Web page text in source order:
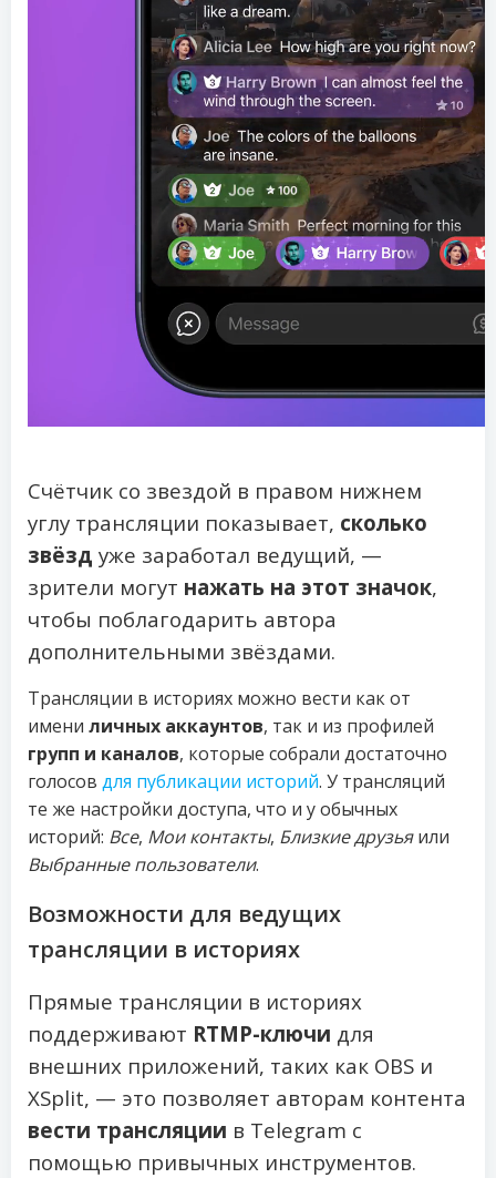
Счётчик со звездой в правом нижнем
углу трансляции показывает, сколько
звёзд уже заработал ведущий, —
зрители могут нажать на этот значок,
чтобы поблагодарить автора
дополнительными звёздами.
Трансляции в историях можно вести как от
имени личных аккаунтов, так и из профилей
групп и каналов, которые собрали достаточно
голосов для публикации историй. У трансляций
те же настройки доступа, что и у обычных
историй: Все, Мои контакты, Близкие друзьяили
Выбранные пользователи.
Возможности для ведущих
трансляции в историях
Прямые трансляции в историях
поддерживают RTMP-ключи для
внешних приложений, таких как OBS и
XSplit, — это позволяет авторам контента
вести трансляции в Telegram с
помощью привычных инструментов.